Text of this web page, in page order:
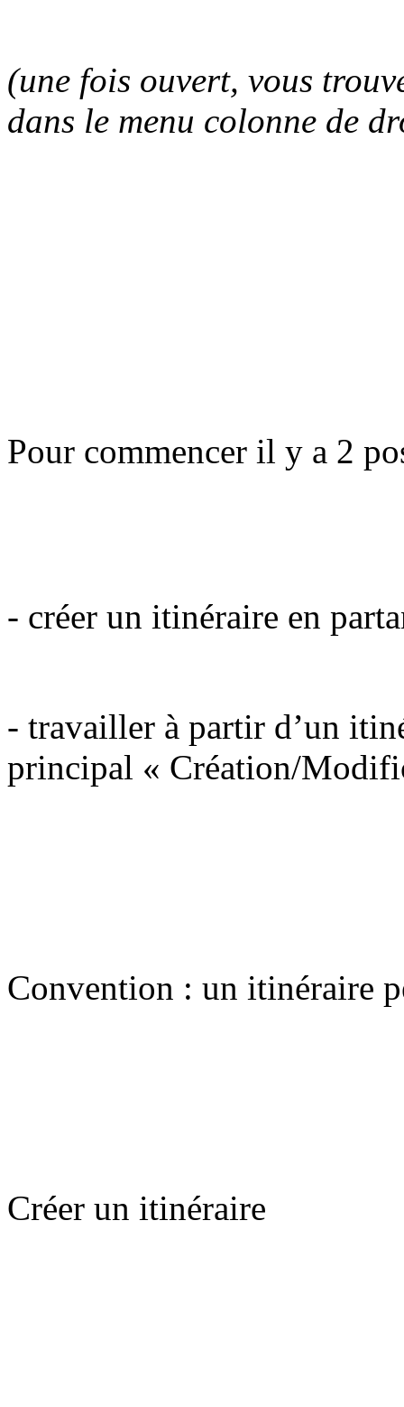
(une fois ouvert, vous
dans le menu colonne de
Pour commencer il y a 2
- créer un itinéraire en
- travailler à partir d’un
principal « Création/
Convention : un itinéraire
Créer un itinéraire